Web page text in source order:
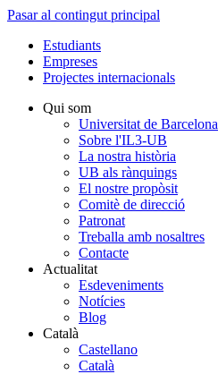
Pasar al contingut principal
Estudiants
Empreses
Projectes internacionals
Qui som
Universitat de Barcelona
Sobre l'IL3-UB
La nostra història
UB als rànquings
El nostre propòsit
Comitè de direcció
Patronat
Treballa amb nosaltres
Contacte
Actualitat
Esdeveniments
Notícies
Blog
Català
Castellano
Català